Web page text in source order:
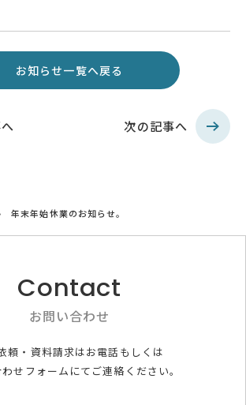
お知らせ一覧へ戻る
次の記事へ
年末年始休業のお知らせ。
Contact
お問い合わせ
頼・資料請求はお電話もしくは
せフォームにてご連絡ください。